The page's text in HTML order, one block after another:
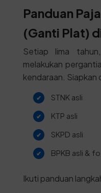
Panduan
(Ganti Plat)
Setiap lima
melakukan
kendaraan. Siapkan
STNK asli
KTP asli
SKPD asli
BPKB asli &
Ikuti panduan